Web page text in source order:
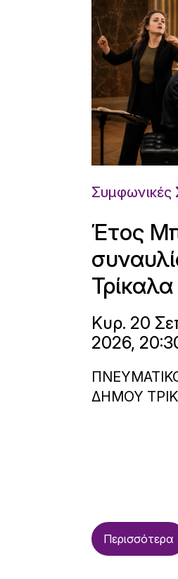
Συμφωνικές
Έτος
Τρίκαλα
Κυρ. 20
2026,
ΔΗΜΟΥ
Περισσότερα